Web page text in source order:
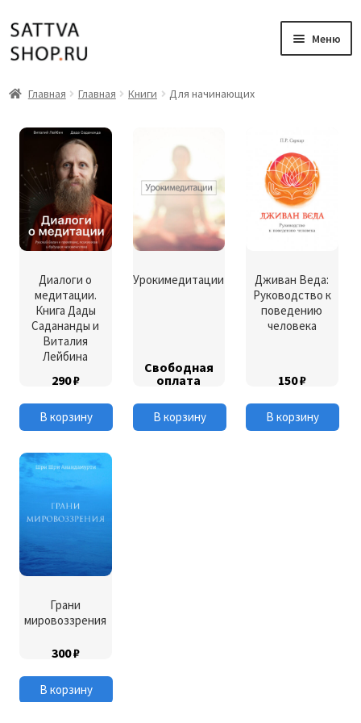
Перейти
к
Перейти
к
Меню
Главная
Книги
Аудиокниги
Вебинары
Музыка
Мой аккаунт
Корзина
Главная Главная Книги Для начинающих
Диалоги о
медитации.
Книга Дады
Садананды и
Виталия
Лейбина
290₽
В корзину
Урокимедитации
Свободная
оплата
В корзину
Дживан Веда:
Руководство к
поведению
человека
150₽
В корзину
Грани
мировоззрения
300₽
В корзину